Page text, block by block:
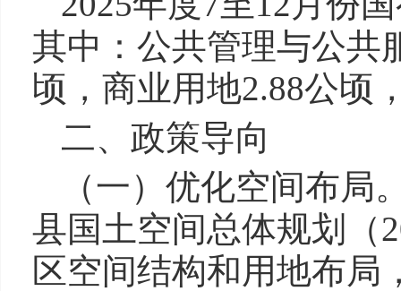
其中：公共管理与公共
顷，商业用地2.88公顷
二、政策导向
（一）优化空间布
县国土空间总体规划（
区空间结构和用地布局